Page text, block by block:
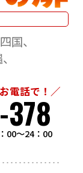
四国
電話で！／
00～24：00